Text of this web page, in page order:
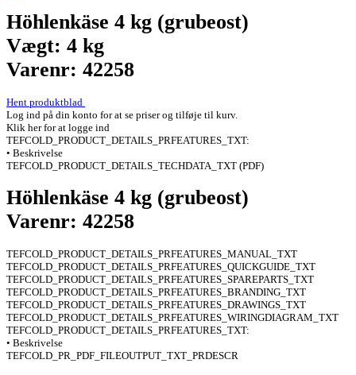
Höhlenkäse 4 kg (grubeost)
Vægt: 4 kg
Varenr: 42258
Hent produktblad
Log ind på din konto for at se priser og tilføje til kurv.
Klik her for at logge ind
TEFCOLD_PRODUCT_DETAILS_PRFEATURES_TXT:
• Beskrivelse
TEFCOLD_PRODUCT_DETAILS_TECHDATA_TXT (PDF)
Höhlenkäse 4 kg (grubeost)
Varenr: 42258
TEFCOLD_PRODUCT_DETAILS_PRFEATURES_MANUAL_TXT
TEFCOLD_PRODUCT_DETAILS_PRFEATURES_QUICKGUIDE_TXT
TEFCOLD_PRODUCT_DETAILS_PRFEATURES_SPAREPARTS_TXT
TEFCOLD_PRODUCT_DETAILS_PRFEATURES_BRANDING_TXT
TEFCOLD_PRODUCT_DETAILS_PRFEATURES_DRAWINGS_TXT
TEFCOLD_PRODUCT_DETAILS_PRFEATURES_WIRINGDIAGRAM_TXT
TEFCOLD_PRODUCT_DETAILS_PRFEATURES_TXT:
• Beskrivelse
TEFCOLD_PR_PDF_FILEOUTPUT_TXT_PRDESCR